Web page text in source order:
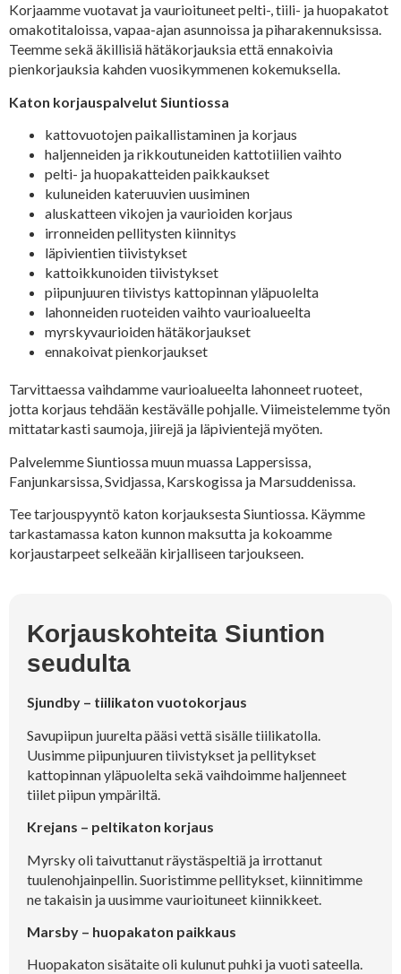
Korjaamme vuotavat ja vaurioituneet pelti-, tiili- ja huopakatot
omakotitaloissa, vapaa-ajan asunnoissa ja piharakennuksissa.
Teemme sekä äkillisiä hätäkorjauksia että ennakoivia
pienkorjauksia kahden vuosikymmenen kokemuksella.
Katon korjauspalvelut Siuntiossa
kattovuotojen paikallistaminen ja korjaus
haljenneiden ja rikkoutuneiden kattotiilien vaihto
pelti- ja huopakatteiden paikkaukset
kuluneiden kateruuvien uusiminen
aluskatteen vikojen ja vaurioiden korjaus
irronneiden pellitysten kiinnitys
läpivientien tiivistykset
kattoikkunoiden tiivistykset
piipunjuuren tiivistys kattopinnan yläpuolelta
lahonneiden ruoteiden vaihto vaurioalueelta
myrskyvaurioiden hätäkorjaukset
ennakoivat pienkorjaukset
Tarvittaessa vaihdamme vaurioalueelta lahonneet ruoteet,
jotta korjaus tehdään kestävälle pohjalle. Viimeistelemme työn
mittatarkasti saumoja, jiirejä ja läpivientejä myöten.
Palvelemme Siuntiossa muun muassa Lappersissa,
Fanjunkarsissa, Svidjassa, Karskogissa ja Marsuddenissa.
Tee tarjouspyyntö katon korjauksesta Siuntiossa. Käymme
tarkastamassa katon kunnon maksutta ja kokoamme
korjaustarpeet selkeään kirjalliseen tarjoukseen.
Korjauskohteita Siuntion
seudulta
Sjundby – tiilikaton vuotokorjaus
Savupiipun juurelta pääsi vettä sisälle tiilikatolla.
Uusimme piipunjuuren tiivistykset ja pellitykset
kattopinnan yläpuolelta sekä vaihdoimme haljenneet
tiilet piipun ympäriltä.
Krejans – peltikaton korjaus
Myrsky oli taivuttanut räystäspeltiä ja irrottanut
tuulenohjainpellin. Suoristimme pellitykset, kiinnitimme
ne takaisin ja uusimme vaurioituneet kiinnikkeet.
Marsby – huopakaton paikkaus
Huopakaton sisätaite oli kulunut puhki ja vuoti sateella.